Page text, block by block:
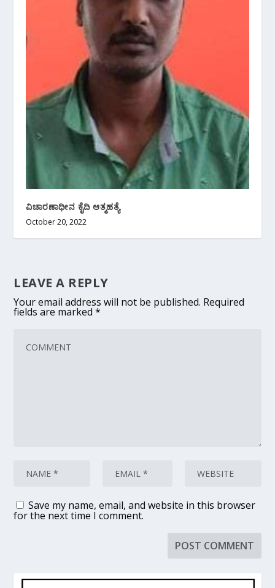
ವಿಚಾರಣಾಧೀನ ಕೈದಿ ಆತ್ಮಹತ್ಯೆ
October 20, 2022
LEAVE A REPLY
Your email address will not be published. Required
fields are marked*
Save my name, email, and website in this browser
for the next time I comment.